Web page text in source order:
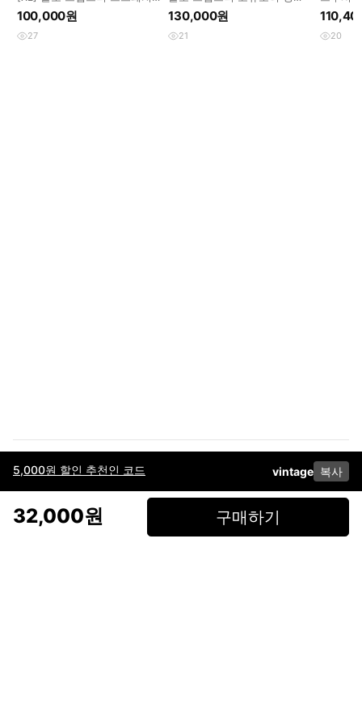
5,000원 할인 추천인 코드 vintage 복사
32,000원 구매하기
치노 쇼트 그린
100,000원
27
테리어자수
130,000원
21
이즈
20
이용약관고객센터판매개인정보 처리방침사업자 정보다운로드
페이스북